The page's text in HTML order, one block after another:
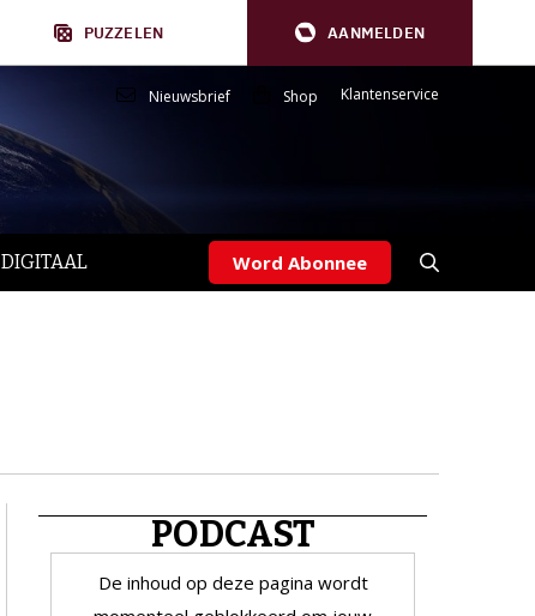
PUZZELEN AANMELDEN
Nieuwsbrief Shop Klantenservice
DIGITAAL Word Abonnee
PODCAST
De inhoud op deze pagina wordt